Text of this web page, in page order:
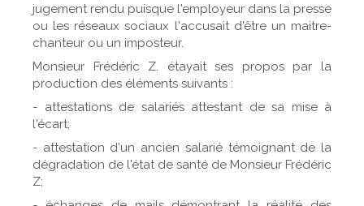
jugement rendu puisque l'employeur dans la presse
ou les réseaux sociaux l'accusait d'être un maitre-
chanteur ou un imposteur.
Monsieur Frédéric Z. étayait ses propos par la
production des éléments suivants :
- attestations de salariés attestant de sa mise à
l'écart;
- attestation d'un ancien salarié témoignant de la
dégradation de l'état de santé de Monsieur Frédéric
Z;